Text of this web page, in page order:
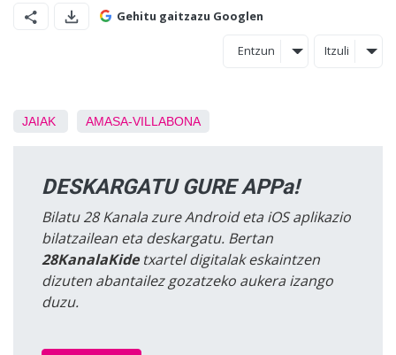
Gehitu gaitzazu Googlen
Entzun Itzuli
JAIAK AMASA-VILLABONA
DESKARGATU GURE APPa!
Bilatu 28 Kanala zure Android eta iOS aplikazio
bilatzailean eta deskargatu. Bertan
28KanalaKidetxartel digitalak eskaintzen
dizuten abantailez gozatzeko aukera izango
duzu.